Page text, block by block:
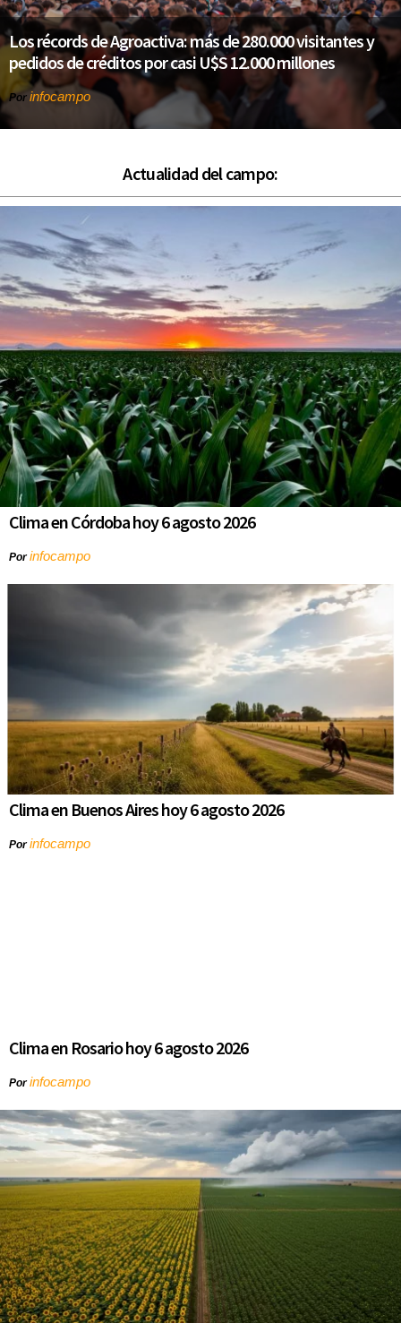
Los récords de Agroactiva: más de 280.000 visitantes y
pedidos de créditos por casi U$S 12.000 millones
Por infocampo
Actualidad del campo:
Clima en Córdoba hoy 6 agosto 2026
Porinfocampo
Clima en Buenos Aires hoy 6 agosto 2026
Porinfocampo
Clima en Rosario hoy 6 agosto 2026
Porinfocampo